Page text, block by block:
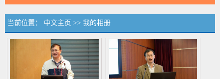
当前位置： 中文主页 >> 我的相册